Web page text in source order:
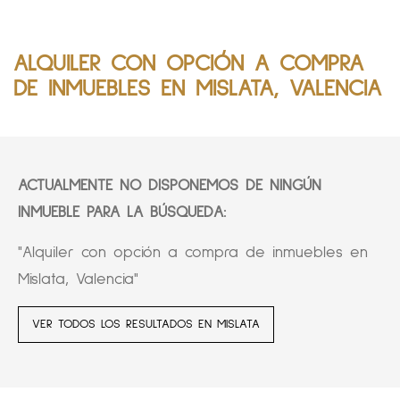
ALQUILER CON OPCIÓN A COMPRA
DE INMUEBLES EN MISLATA, VALENCIA
ACTUALMENTE NO DISPONEMOS DE NINGÚN
INMUEBLE PARA LA BÚSQUEDA:
"Alquiler con opción a compra de inmuebles en
Mislata, Valencia"
VER TODOS LOS RESULTADOS EN MISLATA